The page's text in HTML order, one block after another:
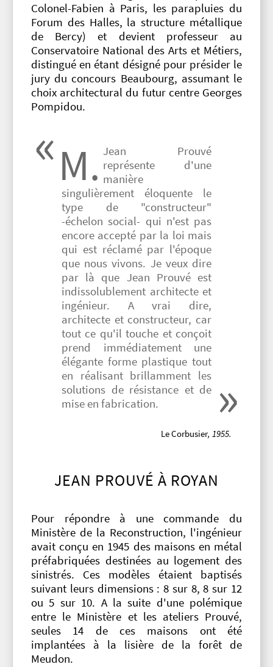
Colonel-Fabien à Paris, les parapluies du
Forum des Halles, la structure métallique
de Bercy) et devient professeur au
Conservatoire National des Arts et Métiers,
distingué en étant désigné pour présider le
jury du concours Beaubourg, assumant le
choix architectural du futur centre Georges
Pompidou.
M. Jean Prouvé
représente d'une
manière
singulièrement éloquente le
type de "constructeur"
-échelon social- qui n'est pas
encore accepté par la loi mais
qui est réclamé par l'époque
que nous vivons. Je veux dire
par là que Jean Prouvé est
indissolublement architecte et
ingénieur. A vrai dire,
architecte et constructeur, car
tout ce qu'il touche et conçoit
prend immédiatement une
élégante forme plastique tout
en réalisant brillamment les
solutions de résistance et de
mise en fabrication.
Le Corbusier, 1955.
JEAN PROUVÉ À ROYAN
Pour répondre à une commande du
Ministère de la Reconstruction, l'ingénieur
avait conçu en 1945 des maisons en métal
préfabriquées destinées au logement des
sinistrés. Ces modèles étaient baptisés
suivant leurs dimensions : 8 sur 8, 8 sur 12
ou 5 sur 10. A la suite d'une polémique
entre le Ministère et les ateliers Prouvé,
seules 14 de ces maisons ont été
implantées à la lisière de la forêt de
Meudon.